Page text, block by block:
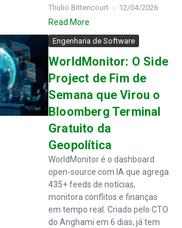
Thulio Bittencourt 12/04/2026
Read More
Engenharia de Software
WorldMonitor: O Side
Project de Fim de
Semana que Virou o
Bloomberg Terminal
Gratuito da
Geopolítica
WorldMonitor é o dashboard
open-source com IA que agrega
435+ feeds de notícias,
monitora conflitos e finanças
em tempo real. Criado pelo CTO
do Anghami em 6 dias, já tem